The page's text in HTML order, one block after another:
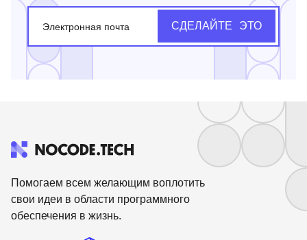
Помогаем всем желающим воплотить
свои идеи в области программного
обеспечения в жизнь.